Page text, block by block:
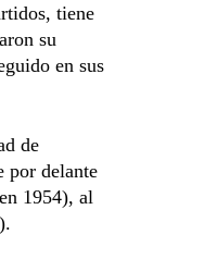
tiene
su
en sus
de
por delante
1954), al